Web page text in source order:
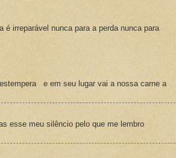
é irreparável nunca para a perda nunca para
e em seu lugar vai a nossa carne a
esse meu silêncio pelo que me lembro